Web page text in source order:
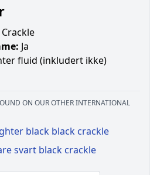
Ja
fluid (inkludert ikke)
ON OUR OTHER INTERNATIONAL
black black crackle
svart black crackle